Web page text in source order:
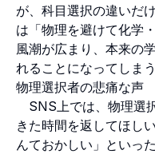
が、科目選択の違いだ
は「物理を避けて化学
風潮が広まり、本来の
れることになってしまう
物理選択者の悲痛な声
SNS上では、物理選
きた時間を返してほし
んておかしい」といっ